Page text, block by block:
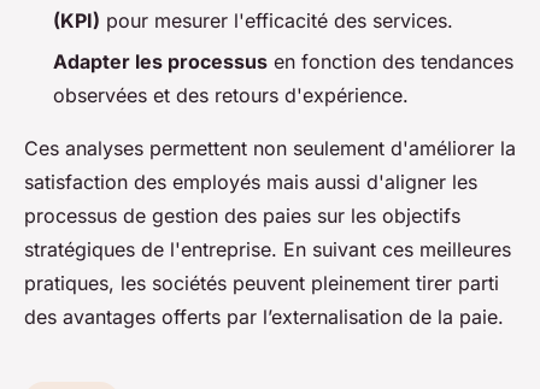
(KPI) pour mesurer l'efficacité des services.
Adapter les processus en fonction des tendances
observées et des retours d'expérience.
Ces analyses permettent non seulement d'améliorer la
satisfaction des employés mais aussi d'aligner les
processus de gestion des paies sur les objectifs
stratégiques de l'entreprise. En suivant ces meilleures
pratiques, les sociétés peuvent pleinement tirer parti
des avantages offerts par l’externalisation de la paie.